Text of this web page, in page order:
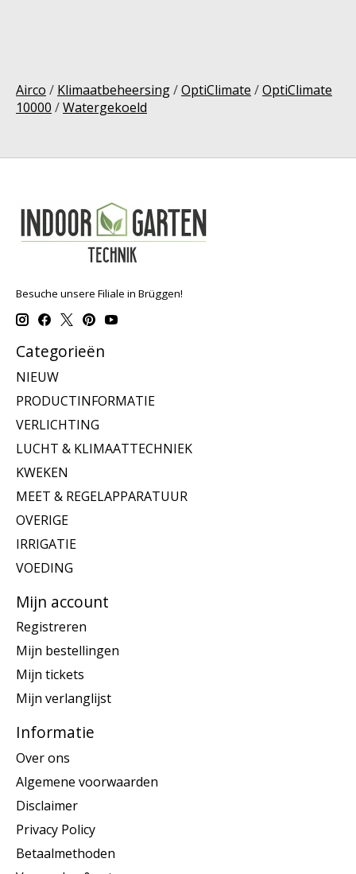
Airco / Klimaatbeheersing/OptiClimate /OptiClimate
10000 /Watergekoeld
Besuche unsere Filiale in Brüggen!
Categorieën
NIEUW
PRODUCTINFORMATIE
VERLICHTING
LUCHT & KLIMAATTECHNIEK
KWEKEN
MEET & REGELAPPARATUUR
OVERIGE
IRRIGATIE
VOEDING
Mijn account
Registreren
Mijn bestellingen
Mijn tickets
Mijn verlanglijst
Informatie
Over ons
Algemene voorwaarden
Disclaimer
Privacy Policy
Betaalmethoden